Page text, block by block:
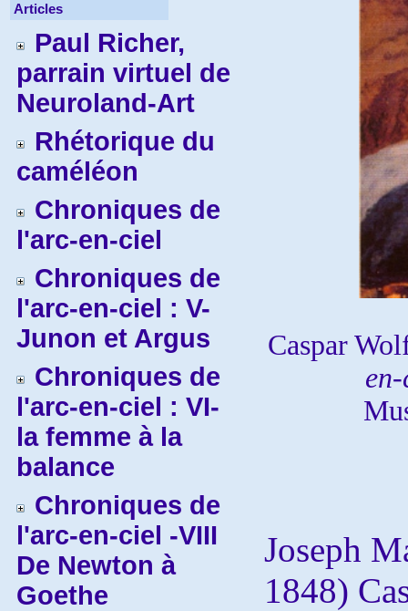
Articles
Paul Richer,
parrain virtuel de
Neuroland-Art
Rhétorique du
caméléon
Chroniques de
l'arc-en-ciel
Chroniques de
l'arc-en-ciel : V-
Junon et Argus
Chroniques de
l'arc-en-ciel : VI-
la femme à la
balance
Chroniques de
l'arc-en-ciel -VIII
De Newton à
Goethe
Caspar
Joseph
1848)